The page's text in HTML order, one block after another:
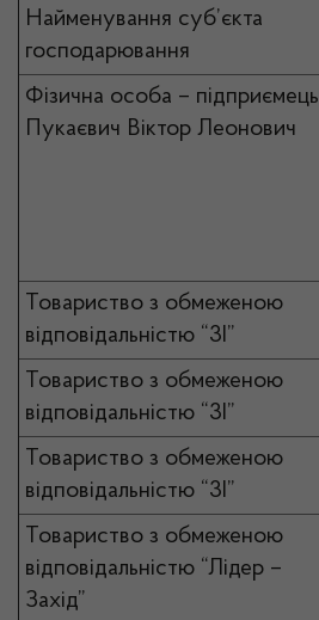
Найменування суб’єкта
господарювання
Фізична особа – підприємець
Пукаєвич Віктор Леонович
Товариство з обмеженою
відповідальністю “3І”
Товариство з обмеженою
відповідальністю “3І”
Товариство з обмеженою
відповідальністю “3І”
Товариство з обмеженою
відповідальністю “Лідер –
Захід”